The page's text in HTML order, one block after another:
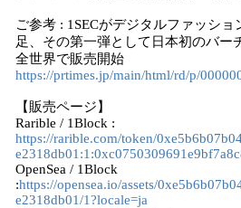
ご参考 : 1SECがデジタルファッショ
足、その第一弾として日本初のバー
全世界で販売開始
https://prtimes.jp/main/html/rd/p/
【販売ページ】
Rarible / 1Block :
https://rarible.com/token/
OpenSea / 1Block
:https://opensea.io/assets/
e2318db01/1?locale=ja